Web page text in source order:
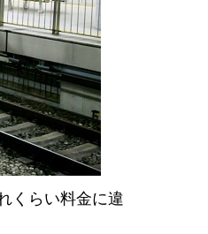
くらい料金に違